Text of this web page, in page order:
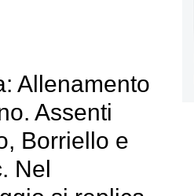
Allenamento
Assenti
Borriello e
Nel